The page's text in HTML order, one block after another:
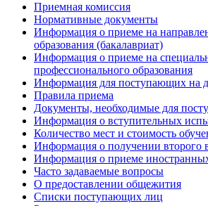
Приемная комиссия
Нормативные документы
Информация о приеме на
образования (бакалавриат)
Информация о приеме на
профессионального образования
Информация для поступающих на
Правила приема
Документы, необходимые для
Информация о вступительных
Количество мест и стоимость
Информация о получении второго
Информация о приеме
Часто задаваемые вопросы
О предоставлении общежития
Списки поступающих лиц